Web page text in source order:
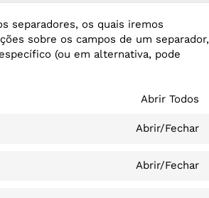
separadores, os quais iremos
sobre os campos de um separador,
(ou em alternativa, pode
Abrir Todos
Abrir/Fechar
Abrir/Fechar